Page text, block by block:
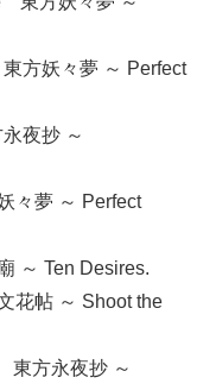
方妖々夢 ～ Perfect
夜抄 ～
々夢 ～ Perfect
～ Ten Desires.
花帖 ～ Shoot the
東方永夜抄 ～